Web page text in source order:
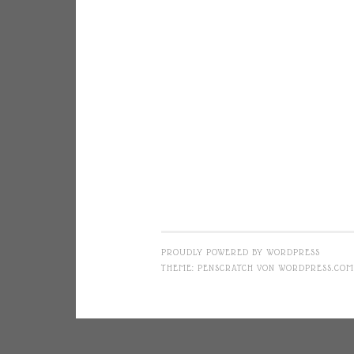
PROUDLY POWERED BY WORDPRESS
THEME: PENSCRATCH VON WORDPRESS.COM